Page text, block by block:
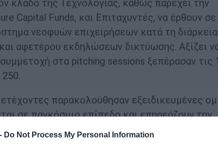
Do Not Process My Personal Information
κλάδο της Τεχνολογίας, καθώς παρέχει την
Capital Funds, και Επιταχυντές, να έρθουν σε
νεοφυών επιχειρήσεων κατά τη διάρκεια
αφετέρου εκδηλώσεων δικτύωσης. Αξίζει
στα pitching sessions ξεπέρασαν τις
παρακολούθησαν εξειδικευμένες
σε παγκόσμιο επίπεδο και επηρεάζουν την
ημέρα του συνεδρίου, εκτός από τα pitching
επιχειρηματικά κεφάλαια ως καταλύτες